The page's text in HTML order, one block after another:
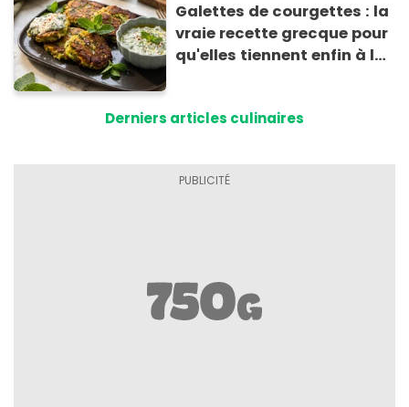
Galettes de courgettes : la
vraie recette grecque pour
qu'elles tiennent enfin à la
Derniers articles culinaires